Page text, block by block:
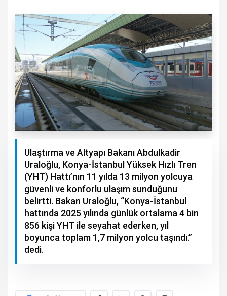
Ulaştırma ve Altyapı Bakanı Abdulkadir
Uraloğlu, Konya-İstanbul Yüksek Hızlı Tren
(YHT) Hattı’nın 11 yılda 13 milyon yolcuya
güvenli ve konforlu ulaşım sunduğunu
belirtti. Bakan Uraloğlu, “Konya-İstanbul
hattında 2025 yılında günlük ortalama 4 bin
856 kişi YHT ile seyahat ederken, yıl
boyunca toplam 1,7 milyon yolcu taşındı.”
dedi.